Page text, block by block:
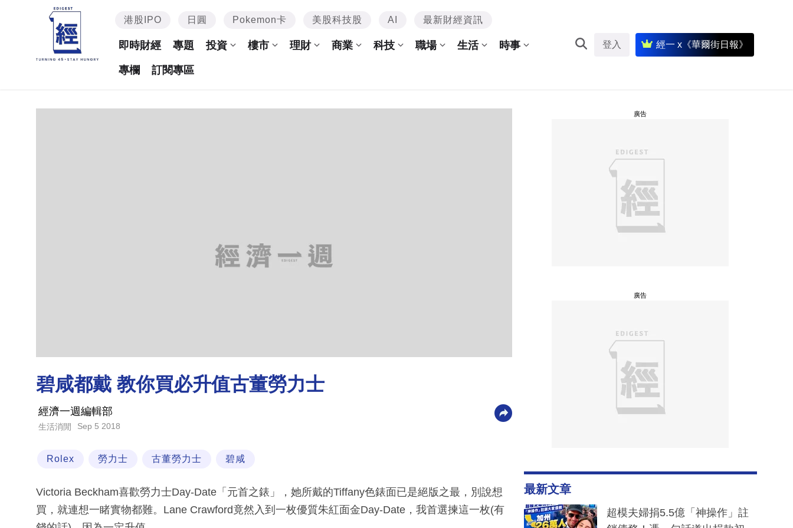
港股IPO 日圓 Pokemon卡 美股科技股 AI 最新財經資訊
即時財經 專題 投資 樓市 理財 商業 科技 職場 生活 時事
專欄 訂閱專區
登入 經一 x《華爾街日報》
碧咸都戴 教你買必升值古董勞力士
經濟一週編輯部
生活消閒 Sep 5 2018
Rolex 勞力士 古董勞力士 碧咸
Victoria Beckham喜歡勞力士Day-Date「元首之錶」，她所戴的Tiffany色錶面已是絕版之最，別說想
買，就連想一睹實物都難。Lane Crawford竟然入到一枚優質朱紅面金Day-Date，我首選揀這一枚(有
廣告
廣告
最新文章
超模夫婦捐5.5億「神操作」註